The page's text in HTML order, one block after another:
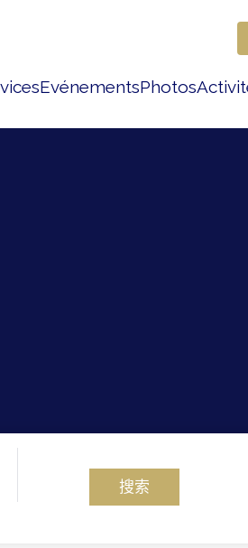
EvénementsPhotos
搜索